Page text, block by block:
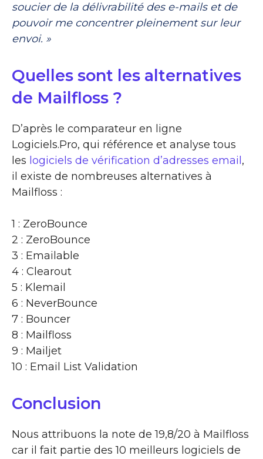
soucier de la délivrabilité des e-mails et de
pouvoir me concentrer pleinement sur leur
envoi. »
Quelles sont les alternatives
de Mailfloss ?
D’après le comparateur en ligne
Logiciels.Pro, qui référence et analyse tous
les logiciels de vérification d’adresses email ,
il existe de nombreuses alternatives à
Mailfloss :
1 : ZeroBounce
2 : ZeroBounce
3 : Emailable
4 : Clearout
5 : Klemail
6 : NeverBounce
7 : Bouncer
8 : Mailfloss
9 : Mailjet
10 : Email List Validation
Conclusion
Nous attribuons la note de 19,8/20 à Mailfloss
car il fait partie des 10 meilleurs logiciels de